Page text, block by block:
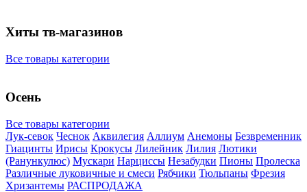
Хиты тв-магазинов
Все товары категории
Осень
Все товары категории
Лук-севок Чеснок Аквилегия Аллиум Анемоны Безвременник
Гиацинты Ирисы Крокусы Лилейник Лилия Лютики
(Ранункулюс) Мускари Нарцисcы Незабудки Пионы Пролеска
Различные луковичные и смеси Рябчики Тюльпаны Фрезия
Хризантемы РАСПРОДАЖА